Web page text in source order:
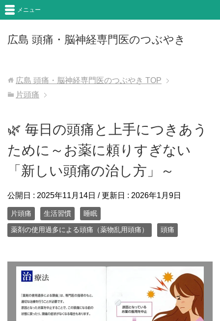
広島 頭痛・脳神経専門医のつぶやき
メニュー
広島 頭痛・脳神経専門医のつぶやき TOP
片頭痛
🌿 毎日の頭痛と上手につきあう
ために～お薬に頼りすぎない
「新しい頭痛の治し方」～
公開日 : 2025年11月14日 / 更新日 : 2026年1月9日
片頭痛 生活習慣 睡眠
薬剤の使用過多による頭痛（薬物乱用頭痛） 頭痛